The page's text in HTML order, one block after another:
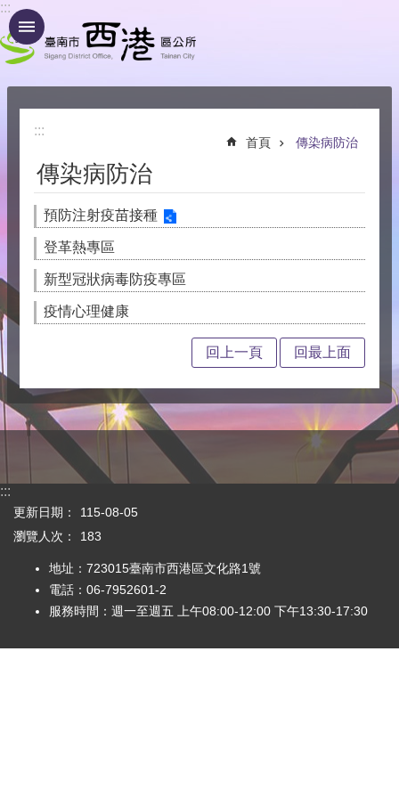
跳到主要內容區塊
:::
:::
首頁 傳染病防治
傳染病防治
預防注射疫苗接種
登革熱專區
新型冠狀病毒防疫專區
疫情心理健康
回上一頁 回最上面
:::
更新日期：
115-08-05
瀏覽人次：
183
地址：723015臺南市西港區文化路1號
電話：06-7952601-2
服務時間：週一至週五 上午08:00-12:00 下午13:30-17:30